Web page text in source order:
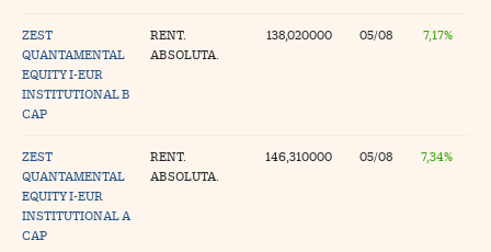
ZEST
QUANTAMENTAL
EQUITY I-EUR
INSTITUTIONAL B
CAP
RENT.
ABSOLUTA.
138,020000 05/08 7,17%
ZEST
QUANTAMENTAL
EQUITY I-EUR
INSTITUTIONAL A
CAP
RENT.
ABSOLUTA.
146,310000 05/08 7,34%